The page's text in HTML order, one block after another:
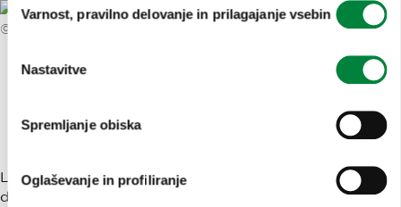
soglasja
Varnost, pravilno delovanje in prilagajanje vsebin
Nastavitve
Spremljanje obiska
Oglaševanje in profiliranje
©
Doživetja: Ljubljano je treba
občutiti, ne le obiskati
Ljubljana je polna zgodb, a najboljše so tiste, ki jih lahko
doživite na lastne oči – ali pa na dveh kolesih. V